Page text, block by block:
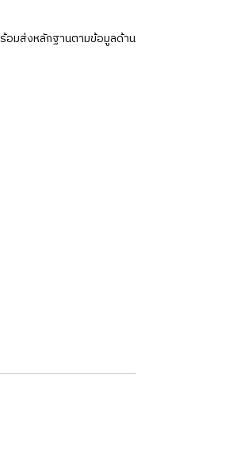
ร้อมส่งหลักฐานตามข้อมูลด้าน